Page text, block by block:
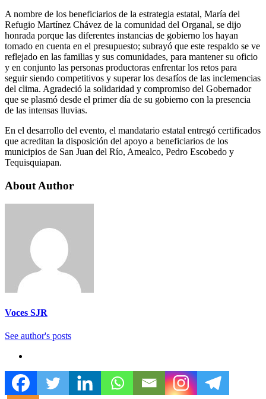
A nombre de los beneficiarios de la estrategia estatal, María del
Refugio Martínez Chávez de la comunidad del Organal, se dijo
honrada porque las diferentes instancias de gobierno los hayan
tomado en cuenta en el presupuesto; subrayó que este respaldo se ve
reflejado en las familias y sus comunidades, para mantener su oficio
y en conjunto las personas productoras enfrentar los retos para
seguir siendo competitivos y superar los desafíos de las inclemencias
del clima. Agradeció la solidaridad y compromiso del Gobernador
que se plasmó desde el primer día de su gobierno con la presencia
de las intensas lluvias.
En el desarrollo del evento, el mandatario estatal entregó certificados
que acreditan la disposición del apoyo a beneficiarios de los
municipios de San Juan del Río, Amealco, Pedro Escobedo y
Tequisquiapan.
About Author
Voces SJR
See author's posts